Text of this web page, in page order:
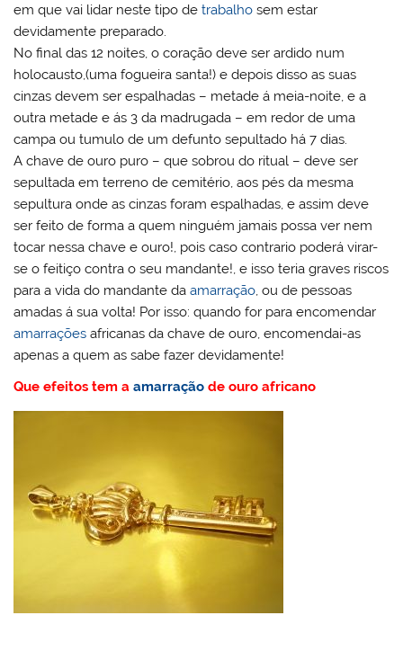
em que vai lidar neste tipo detrabalho sem estar
devidamente preparado.
No final das 12 noites, o coração deve ser ardido num
holocausto,(uma fogueira santa!) e depois disso as suas
cinzas devem ser espalhadas – metade á meia-noite, e a
outra metade e ás 3 da madrugada – em redor de uma
campa ou tumulo de um defunto sepultado há 7 dias.
A chave de ouro puro – que sobrou do ritual – deve ser
sepultada em terreno de cemitério, aos pés da mesma
sepultura onde as cinzas foram espalhadas, e assim deve
ser feito de forma a quem ninguém jamais possa ver nem
tocar nessa chave e ouro!, pois caso contrario poderá virar-
se o feitiço contra o seu mandante!, e isso teria graves riscos
para a vida do mandante daamarração, ou de pessoas
amadas á sua volta! Por isso: quando for para encomendar
amarrações africanas da chave de ouro, encomendai-as
apenas a quem as sabe fazer devidamente!
Que efeitos tem aamarração de ouro africano